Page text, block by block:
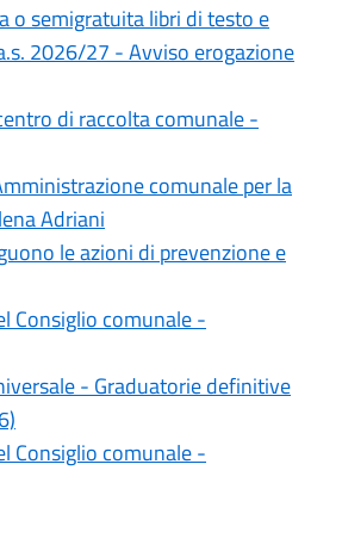
o semigratuita libri di testo e
2026/27 - Avviso erogazione
di raccolta comunale -
comunale per la
Adriani
le azioni di prevenzione e
Consiglio comunale -
- Graduatorie definitive
Consiglio comunale -